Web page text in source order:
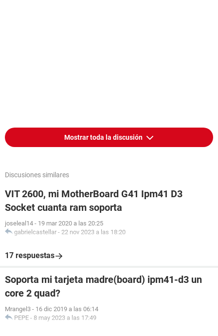
Mostrar toda la discusión
Discusiones similares
VIT 2600, mi MotherBoard G41 Ipm41 D3
Socket cuanta ram soporta
joseleal14 - 19 mar 2020 a las 20:25
gabrielcastellar - 22 nov 2023 a las 18:20
17 respuestas
Soporta mi tarjeta madre(board) ipm41-d3 un
core 2 quad?
Mrangel3 - 16 dic 2019 a las 06:14
PEPE - 8 may 2023 a las 17:49